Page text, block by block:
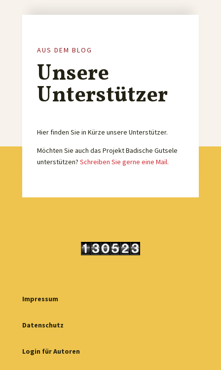
AUS DEM BLOG
Unsere
Unterstützer
Hier finden Sie in Kürze unsere Unterstützer.
Möchten Sie auch das Projekt Badische Gutsele
unterstützen? Schreiben Sie gerne eine Mail.
Impressum
Datenschutz
Login für Autoren